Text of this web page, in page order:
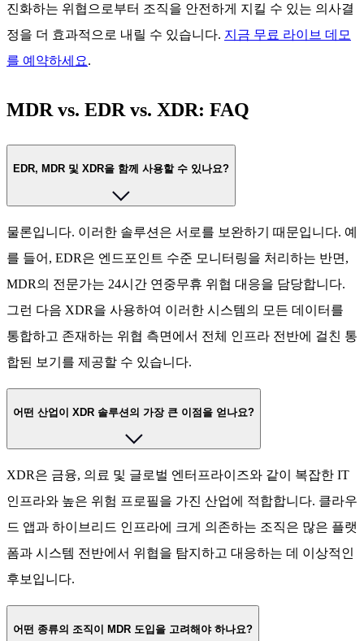
진화하는 위협으로부터 조직을 안전하게 지킬 수 있는 의사결
정을 더 효과적으로 내릴 수 있습니다. 지금 무료 라이브 데모
를 예약하세요.
MDR vs. EDR vs. XDR: FAQ
EDR, MDR 및 XDR을 함께 사용할 수 있나요?
물론입니다. 이러한 솔루션은 서로를 보완하기 때문입니다. 예
를 들어, EDR은 엔드포인트 수준 모니터링을 처리하는 반면,
MDR의 전문가는 24시간 연중무휴 위협 대응을 담당합니다.
그런 다음 XDR을 사용하여 이러한 시스템의 모든 데이터를
통합하고 존재하는 위협 측면에서 전체 인프라 전반에 걸친 통
합된 보기를 제공할 수 있습니다.
어떤 산업이 XDR 솔루션의 가장 큰 이점을 얻나요?
XDR은 금융, 의료 및 글로벌 엔터프라이즈와 같이 복잡한 IT
인프라와 높은 위험 프로필을 가진 산업에 적합합니다. 클라우
드 앱과 하이브리드 인프라에 크게 의존하는 조직은 많은 플랫
폼과 시스템 전반에서 위협을 탐지하고 대응하는 데 이상적인
후보입니다.
어떤 종류의 조직이 MDR 도입을 고려해야 하나요?